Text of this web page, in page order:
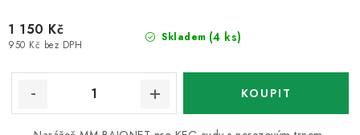
Skladem (4 ks)
950 Kč bez DPH
1 150 Kč